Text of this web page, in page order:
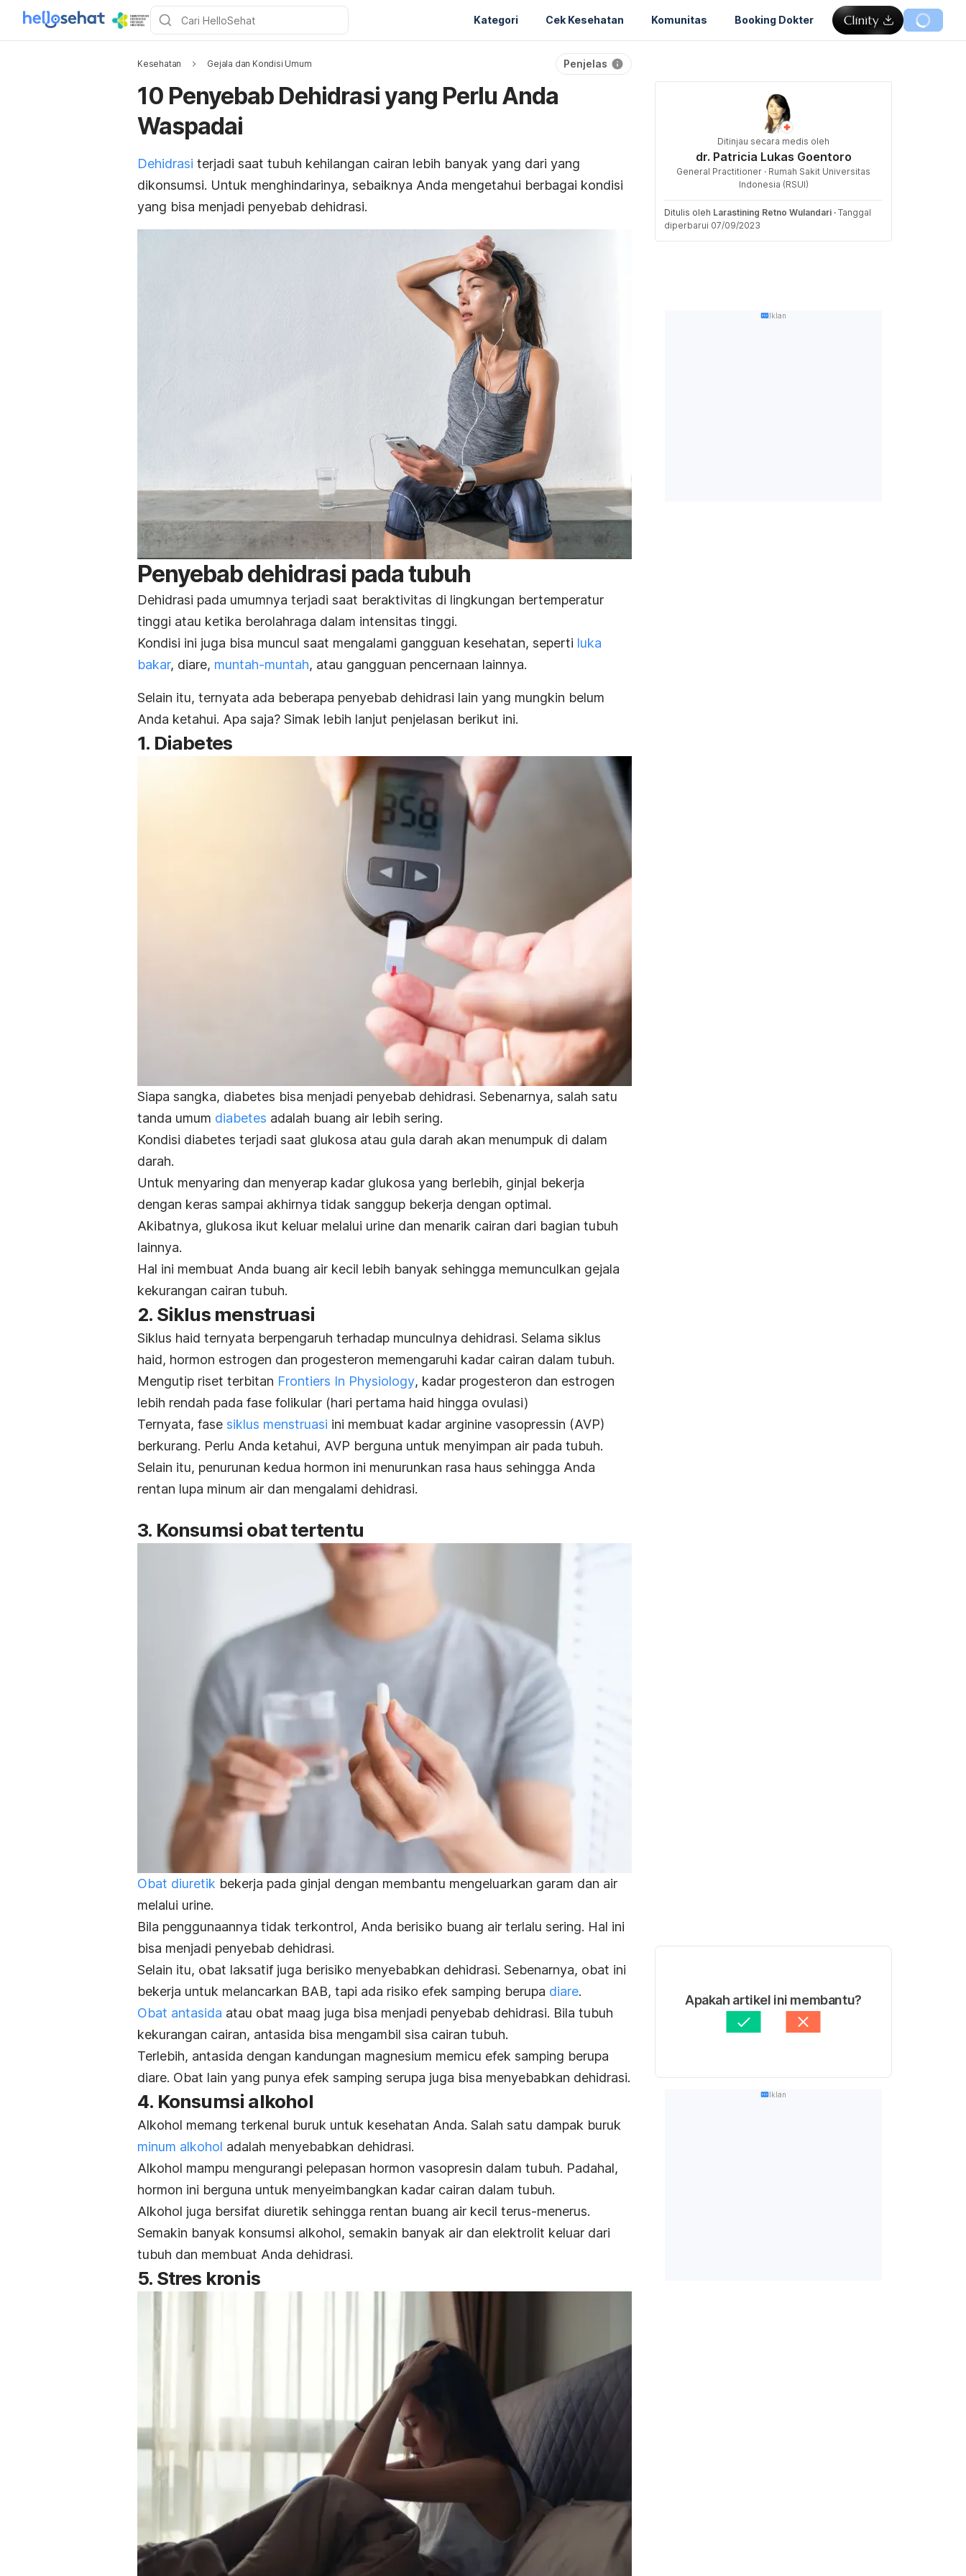
Kategori Cek Kesehatan Komunitas Booking Dokter
Kesehatan Gejala dan Kondisi Umum Penjelas
10 Penyebab Dehidrasi yang Perlu Anda
Waspadai
Dehidrasi terjadi saat tubuh kehilangan cairan lebih banyak yang dari yang
dikonsumsi. Untuk menghindarinya, sebaiknya Anda mengetahui berbagai kondisi
yang bisa menjadi penyebab dehidrasi.
Penyebab dehidrasi pada tubuh
Dehidrasi pada umumnya terjadi saat beraktivitas di lingkungan bertemperatur
tinggi atau ketika berolahraga dalam intensitas tinggi.
Kondisi ini juga bisa muncul saat mengalami gangguan kesehatan, seperti luka
bakar, diare, muntah-muntah, atau gangguan pencernaan lainnya.
Selain itu, ternyata ada beberapa penyebab dehidrasi lain yang mungkin belum
Anda ketahui. Apa saja? Simak lebih lanjut penjelasan berikut ini.
1. Diabetes
Siapa sangka, diabetes bisa menjadi penyebab dehidrasi. Sebenarnya, salah satu
tanda umum diabetes adalah buang air lebih sering.
Kondisi diabetes terjadi saat glukosa atau gula darah akan menumpuk di dalam
darah.
Untuk menyaring dan menyerap kadar glukosa yang berlebih, ginjal bekerja
dengan keras sampai akhirnya tidak sanggup bekerja dengan optimal.
Akibatnya, glukosa ikut keluar melalui urine dan menarik cairan dari bagian tubuh
lainnya.
Hal ini membuat Anda buang air kecil lebih banyak sehingga memunculkan gejala
kekurangan cairan tubuh.
2. Siklus menstruasi
Siklus haid ternyata berpengaruh terhadap munculnya dehidrasi. Selama siklus
haid, hormon estrogen dan progesteron memengaruhi kadar cairan dalam tubuh.
Mengutip riset terbitan Frontiers In Physiology, kadar progesteron dan estrogen
lebih rendah pada fase folikular (hari pertama haid hingga ovulasi)
Ternyata, fase siklus menstruasi ini membuat kadar arginine vasopressin (AVP)
berkurang. Perlu Anda ketahui, AVP berguna untuk menyimpan air pada tubuh.
Selain itu, penurunan kedua hormon ini menurunkan rasa haus sehingga Anda
rentan lupa minum air dan mengalami dehidrasi.
3. Konsumsi obat tertentu
Obat diuretik bekerja pada ginjal dengan membantu mengeluarkan garam dan air
melalui urine.
Bila penggunaannya tidak terkontrol, Anda berisiko buang air terlalu sering. Hal ini
bisa menjadi penyebab dehidrasi.
Selain itu, obat laksatif juga berisiko menyebabkan dehidrasi. Sebenarnya, obat ini
bekerja untuk melancarkan BAB, tapi ada risiko efek samping berupa diare.
Obat antasida atau obat maag juga bisa menjadi penyebab dehidrasi. Bila tubuh
kekurangan cairan, antasida bisa mengambil sisa cairan tubuh.
Terlebih, antasida dengan kandungan magnesium memicu efek samping berupa
diare. Obat lain yang punya efek samping serupa juga bisa menyebabkan dehidrasi.
4. Konsumsi alkohol
Alkohol memang terkenal buruk untuk kesehatan Anda. Salah satu dampak buruk
minum alkohol adalah menyebabkan dehidrasi.
Alkohol mampu mengurangi pelepasan hormon vasopresin dalam tubuh. Padahal,
hormon ini berguna untuk menyeimbangkan kadar cairan dalam tubuh.
Alkohol juga bersifat diuretik sehingga rentan buang air kecil terus-menerus.
Semakin banyak konsumsi alkohol, semakin banyak air dan elektrolit keluar dari
tubuh dan membuat Anda dehidrasi.
5. Stres kronis
Ditinjau secara medis oleh
dr. Patricia Lukas Goentoro
General Practitioner · Rumah Sakit Universitas
Indonesia (RSUI)
Ditulis oleh Larastining Retno Wulandari · Tanggal
diperbarui 07/09/2023
Iklan
Apakah artikel ini membantu?
Iklan